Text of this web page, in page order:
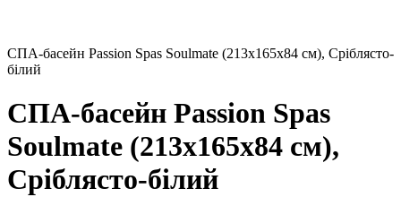
СПА-басейн Passion Spas Soulmate (213х165х84 см), Сріблясто-
білий
СПА-басейн Passion Spas
Soulmate (213х165х84 см),
Сріблясто-білий